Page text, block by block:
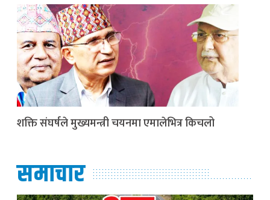
शक्ति संघर्षले मुख्यमन्त्री चयनमा एमालेभित्र किचलो
समाचार